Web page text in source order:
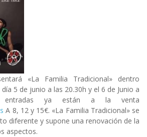
«La Familia Tradicional» dentro
día 5 de junio a las 20.30h y el 6 de Junio a
entradas ya están a la venta
A 8, 12 y 15€. «La Familia Tradicional»se
diferente y supone una renovación de la
aspectos.